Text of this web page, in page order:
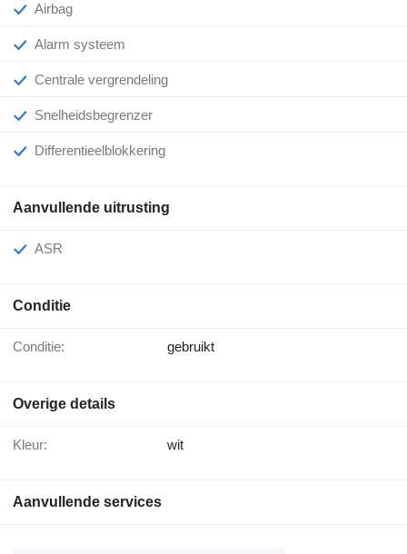
Airbag
Alarm systeem
Centrale vergrendeling
Snelheidsbegrenzer
Differentieelblokkering
Aanvullende uitrusting
ASR
Conditie
Conditie: gebruikt
Overige details
Kleur: wit
Aanvullende services